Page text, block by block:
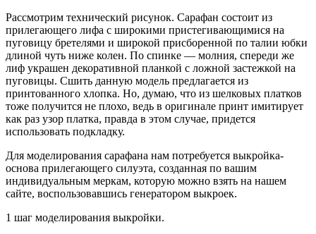
Рассмотрим технический рисунок. Сарафан состоит из
прилегающего лифа с широкими пристегивающимися на
пуговицу бретелями и широкой присборенной по талии юбки
длиной чуть ниже колен. По спинке — молния, спереди же
лиф украшен декоративной планкой с ложной застежкой на
пуговицы. Сшить данную модель предлагается из
принтованного хлопка. Но, думаю, что из шелковых платков
тоже получится не плохо, ведь в оригинале принт имитирует
как раз узор платка, правда в этом случае, придется
использовать подкладку.
Для моделирования сарафана нам потребуется выкройка-
основа прилегающего силуэта, созданная по вашим
индивидуальным меркам, которую можно взять на нашем
сайте, воспользовавшись генератором выкроек.
1 шаг моделирования выкройки.